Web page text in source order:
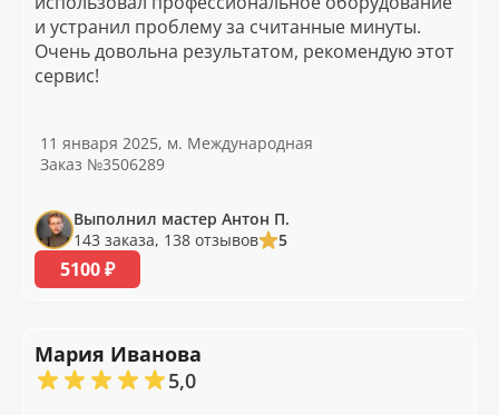
и устранил проблему за считанные минуты.
Очень довольна результатом, рекомендую этот
сервис!
11 января 2025, м. Международная
Заказ №3506289
Выполнил мастер Антон П.
143 заказа, 138 отзывов
5
5100 ₽
Мария Иванова
5,0